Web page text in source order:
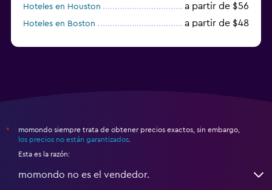
Hoteles en Houston a partir de $56
Hoteles en Boston a partir de $48
*
momondo siempre trata de obtener precios exactos, sin embargo,
los precios no están garantizados
Esta es la razón:
momondo no es el vendedor.